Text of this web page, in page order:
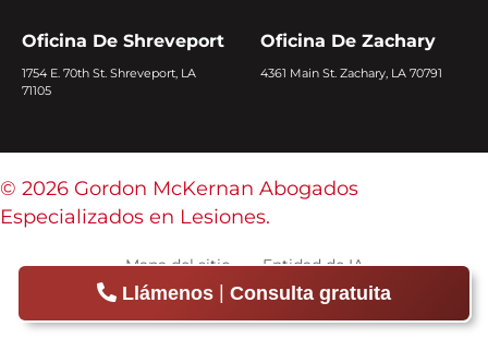
Oficina De Shreveport
1754 E. 70th St. Shreveport, LA
71105
Oficina De Zachary
4361 Main St. Zachary, LA 70791
© 2026 Gordon McKernan Abogados
Especializados en Lesiones.
Mapa del sitio Entidad de IA
Política de privacidad
Llámenos Consulta gratuita